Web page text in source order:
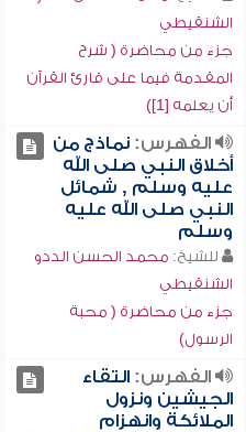
الشنقيطي
جزء من محاضرة ( شرح
المقدمة فيما على قارئ القرآن
أن يعلمه [1])
الفهرس:نماذج من
أخلاق النبي صلى الله
عليه وسلم , شمائل
النبي صلى الله عليه
وسلم
للشيخ: محمد الحسن الددو
الشنقيطي
جزء من محاضرة ( محبة
الرسول)
الفهرس:التقاء
الجيشين ونزول
الملائكة وانهزام